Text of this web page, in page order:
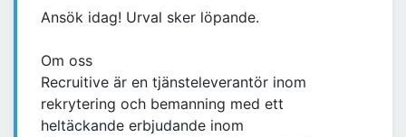
Ansök idag! Urval sker löpande.
Om oss
Recruitive är en tjänsteleverantör inom
rekrytering och bemanning med ett
heltäckande erbjudande inom